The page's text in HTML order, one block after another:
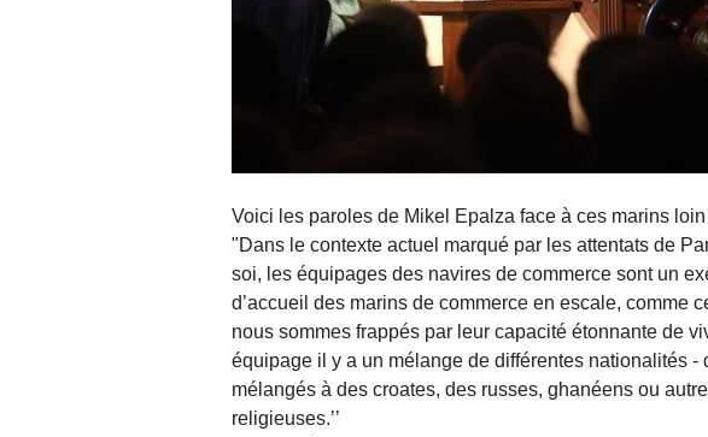
Voici les paroles de Mikel Epalza face à ces marins
"Dans le contexte actuel marqué par les attentats de
soi, les équipages des navires de commerce sont un
d’accueil des marins de commerce en escale, comme
nous sommes frappés par leur capacité étonnante de
équipage il y a un mélange de différentes nationalités
mélangés à des croates, des russes, ghanéens ou
religieuses.’’